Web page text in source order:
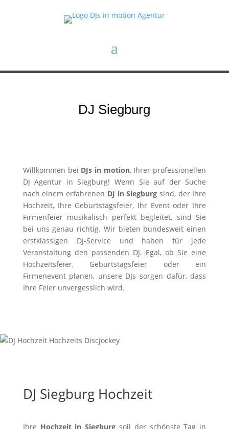
DJ Siegburg
Willkommen bei DJs in motion, Ihrer professionellen
DJ Agentur in Siegburg! Wenn Sie auf der Suche
nach einem erfahrenen DJ in Siegburg sind, der Ihre
Hochzeit, Ihre Geburtstagsfeier, Ihr Event oder Ihre
Firmenfeier musikalisch perfekt begleitet, sind Sie
bei uns genau richtig. Wir bieten bundesweit einen
erstklassigen DJ-Service und haben für jede
Veranstaltung den passenden DJ. Egal, ob Sie eine
Hochzeitsfeier, Geburtstagsfeier oder ein
Firmenevent planen, unsere DJs sorgen dafür, dass
Ihre Feier unvergesslich wird.
DJ Siegburg Hochzeit
Ihre Hochzeit in Siegburg soll der schönste Tag in